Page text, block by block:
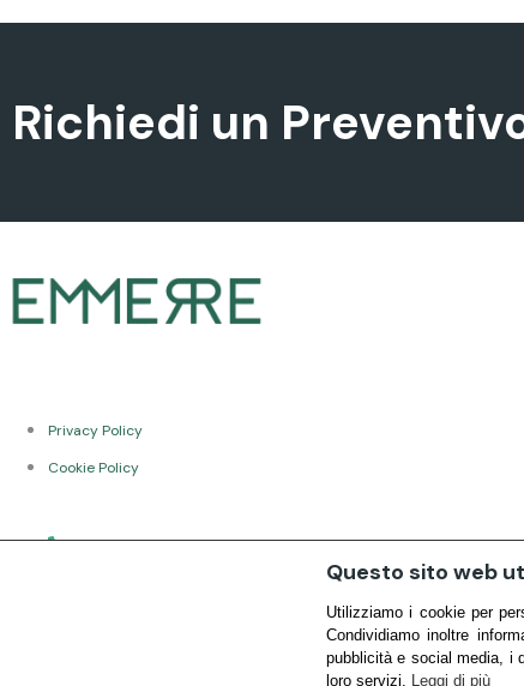
Richiedi un
Privacy Policy
Cookie Policy
Questo sito web
Utilizziamo i cookie per
Condividiamo inoltre
pubblicità e social media, i
loro servizi. Leggi di più